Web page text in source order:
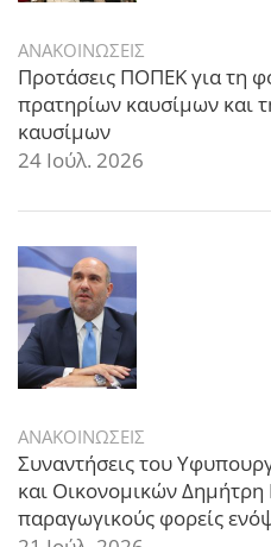
ΑΝΑΚΟΙΝΩΣΕΙΣ
Προτάσεις ΠΟΠΕΚ για τη
πρατηρίων καυσίμων και
καυσίμων
24 Ιούλ. 2026
ΑΝΑΚΟΙΝΩΣΕΙΣ
Συναντήσεις του
και Οικονομικών
παραγωγικούς φορείς